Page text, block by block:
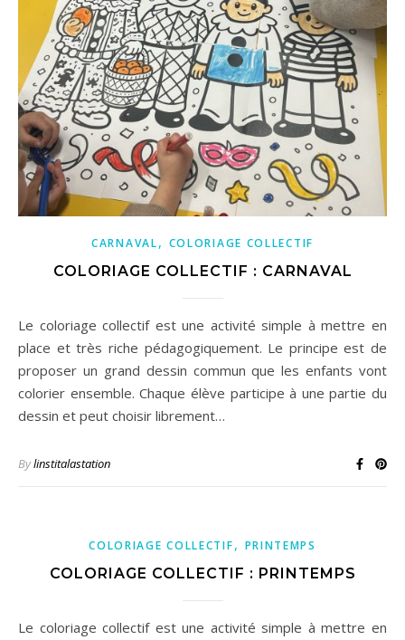
CARNAVAL, COLORIAGE COLLECTIF
COLORIAGE COLLECTIF : CARNAVAL
Le coloriage collectif est une activité simple à mettre en
place et très riche pédagogiquement. Le principe est de
proposer un grand dessin commun que les enfants vont
colorier ensemble. Chaque élève participe à une partie du
dessin et peut choisir librement…
Bylinstitalastation
COLORIAGE COLLECTIF, PRINTEMPS
COLORIAGE COLLECTIF : PRINTEMPS
Le coloriage collectif est une activité simple à mettre en